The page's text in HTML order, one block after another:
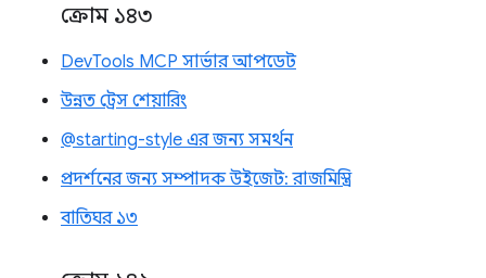
ক্রোম ১৪৩
DevTools MCP সার্ভার আপডেট
উন্নত ট্রেস শেয়ারিং
@starting-style এর জন্য সমর্থন
প্রদর্শনের জন্য সম্পাদক উইজেট: রাজমিস্ত্রি
বাতিঘর ১৩